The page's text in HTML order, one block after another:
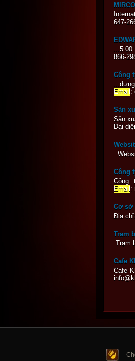
647-
866-
Công
Email :
Sản
Sản
Đại
Công
Công
Email :
Cơ sở
Địa
Trạm
Trạm
Cafe
Cafe